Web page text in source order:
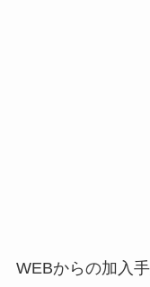
WEBからの加入